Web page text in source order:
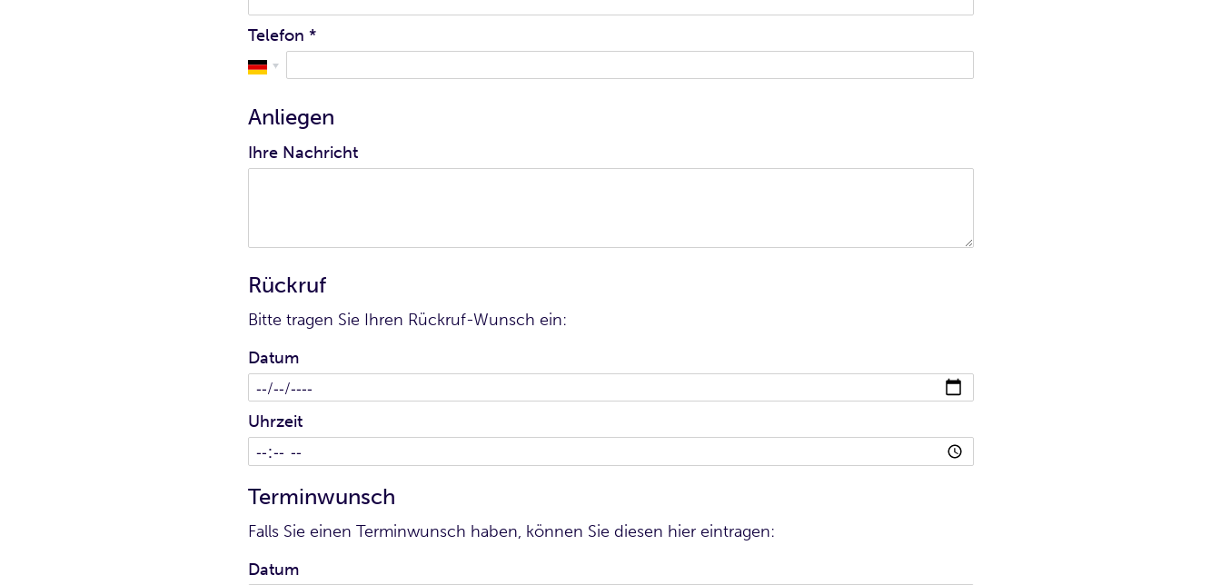
Telefon *
Anliegen
Ihre Nachricht
Rückruf
Bitte tragen Sie Ihren Rückruf-Wunsch ein:
Datum
Uhrzeit
Terminwunsch
Falls Sie einen Terminwunsch haben, können Sie diesen hier eintragen:
Datum